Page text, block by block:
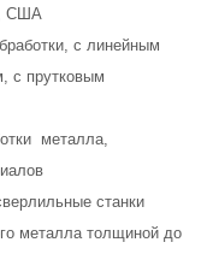
США
с линейным
с прутковым
металла,
станки
металла толщиной до